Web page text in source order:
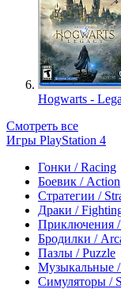
Hogwarts -
Смотреть все
Игры PlayStation 4
Гонки / Racing
Боевик / Action
Стратегии /
Драки /
Приключения
Бродилки /
Пазлы / Puzzle
Музыкальные
Симуляторы /